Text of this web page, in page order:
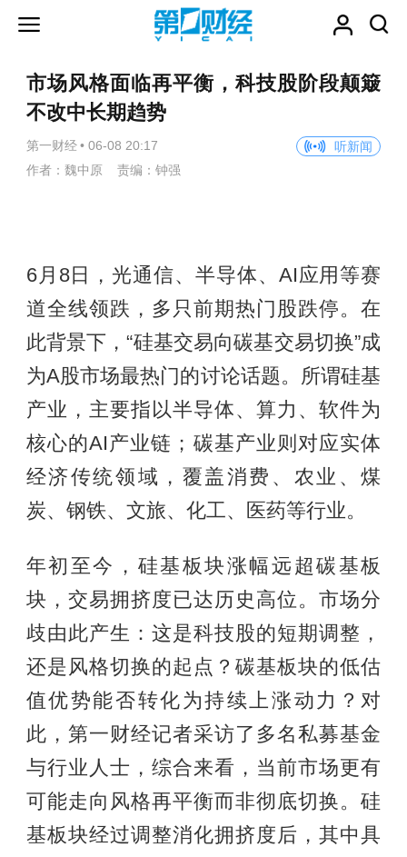
市场风格面临再平衡，科技股阶段颠簸
不改中长期趋势
第一财经 • 06-08 20:17
听新闻
作者：魏中原 责编：钟强
6月8日，光通信、半导体、AI应用等赛
道全线领跌，多只前期热门股跌停。在
此背景下，“硅基交易向碳基交易切换”成
为A股市场最热门的讨论话题。所谓硅基
产业，主要指以半导体、算力、软件为
核心的AI产业链；碳基产业则对应实体
经济传统领域，覆盖消费、农业、煤
炭、钢铁、文旅、化工、医药等行业。
年初至今，硅基板块涨幅远超碳基板
块，交易拥挤度已达历史高位。市场分
歧由此产生：这是科技股的短期调整，
还是风格切换的起点？碳基板块的低估
值优势能否转化为持续上涨动力？对
此，第一财经记者采访了多名私募基金
与行业人士，综合来看，当前市场更有
可能走向风格再平衡而非彻底切换。硅
基板块经过调整消化拥挤度后，其中具